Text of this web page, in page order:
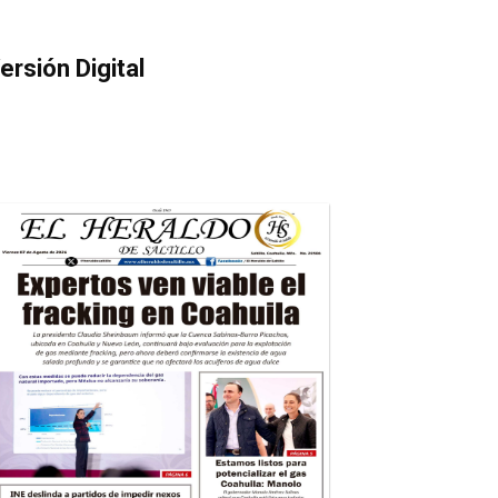
Digital